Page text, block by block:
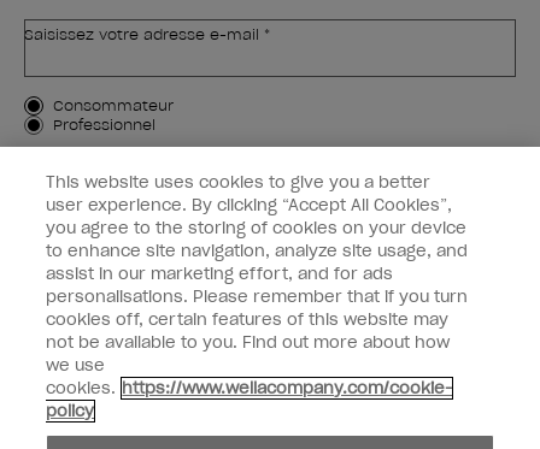
Saisissez votre adresse e-mail *
Type de client
Consommateur
Professionnel
M'INSCRIRE
Informations clients
OPI & vous
instagramfacebook
This website uses cookies to give you a better
user experience. By clicking “Accept All Cookies”,
you agree to the storing of cookies on your device
to enhance site navigation, analyze site usage, and
assist in our marketing effort, and for ads
personalisations. Please remember that if you turn
cookies off, certain features of this website may
not be available to you. Find out more about how
we use
cookies. https://www.wellacompany.com/cookie-
policy